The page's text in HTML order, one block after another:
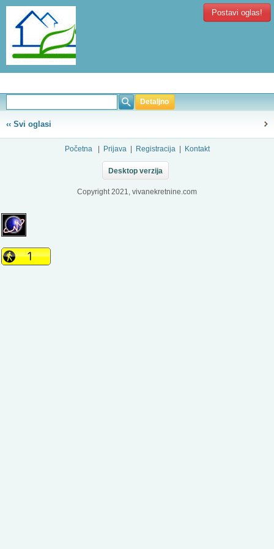
Postavi oglas!
Detaljno
‹‹ Svi oglasi
Početna Prijava Registracija Kontakt
Desktop verzija
Copyright 2021, vivanekretnine.com